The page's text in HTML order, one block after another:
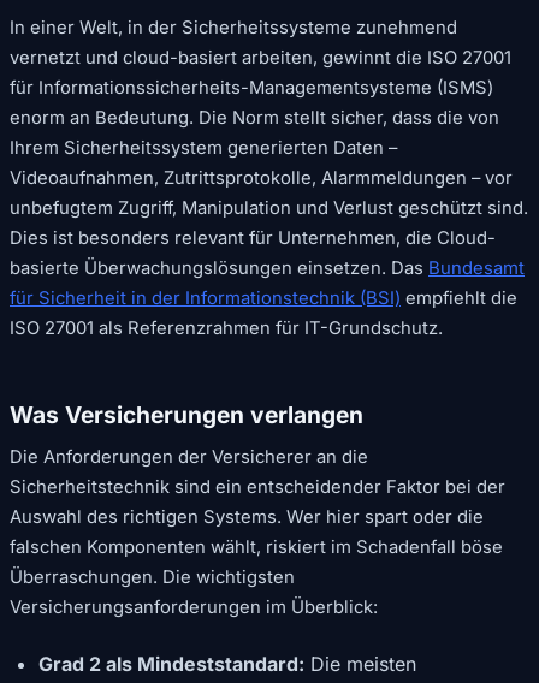
In einer Welt, in der Sicherheitssysteme zunehmend
vernetzt und cloud-basiert arbeiten, gewinnt die ISO 27001
für Informationssicherheits-Managementsysteme (ISMS)
enorm an Bedeutung. Die Norm stellt sicher, dass die von
Ihrem Sicherheitssystem generierten Daten –
Videoaufnahmen, Zutrittsprotokolle, Alarmmeldungen – vor
unbefugtem Zugriff, Manipulation und Verlust geschützt sind.
Dies ist besonders relevant für Unternehmen, die Cloud-
basierte Überwachungslösungen einsetzen. Das Bundesamt
für Sicherheit in der Informationstechnik (BSI) empfiehlt die
ISO 27001 als Referenzrahmen für IT-Grundschutz.
Was Versicherungen verlangen
Die Anforderungen der Versicherer an die
Sicherheitstechnik sind ein entscheidender Faktor bei der
Auswahl des richtigen Systems. Wer hier spart oder die
falschen Komponenten wählt, riskiert im Schadenfall böse
Überraschungen. Die wichtigsten
Versicherungsanforderungen im Überblick:
Grad 2 als Mindeststandard: Die meisten